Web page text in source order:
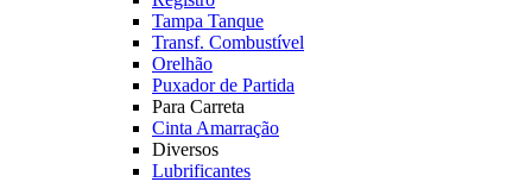
Tampa Tanque
Transf. Combustível
Orelhão
Puxador de Partida
Para Carreta
Cinta Amarração
Diversos
Lubrificantes